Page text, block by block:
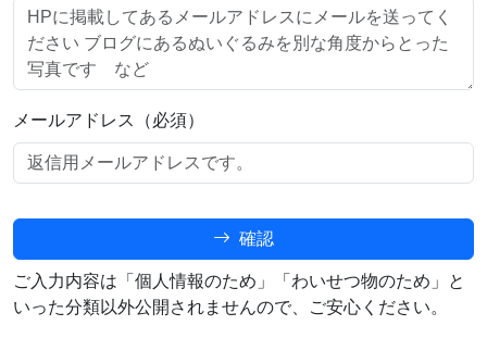
メールアドレス（必須）
確認
ご入力内容は「個人情報のため」「わいせつ物のため」と
いった分類以外公開されませんので、ご安心ください。